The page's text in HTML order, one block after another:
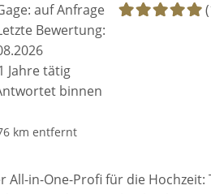
auf Anfrage
Bewertung:
Jahre tätig
binnen
km entfernt
All-in-One-Profi für die Hochzeit: